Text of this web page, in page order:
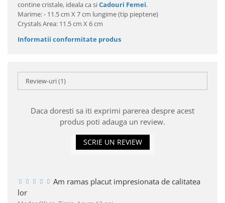
contine cristale, ideala ca siCadouri Femei.
Marime: - 11.5 cm X 7 cm lungime (tip pieptene)
Crystals Area: 11.5 cm X 6 cm
Informatii conformitate produs
Review-uri(1)
Daca doresti sa iti exprimi parerea despre acest
produs poti adauga un review.
SCRIE UN REVIEW
Am ramas placut impresionata de calitatea
lor